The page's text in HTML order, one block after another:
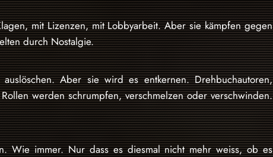
mit Lizenzen, mit Lobbyarbeit. Aber sie kämpfen gegen
durch Nostalgie.
Aber sie wird es entkernen. Drehbuchautoren,
werden schrumpfen, verschmelzen oder verschwinden.
Wie immer. Nur dass es diesmal nicht mehr weiss, ob es